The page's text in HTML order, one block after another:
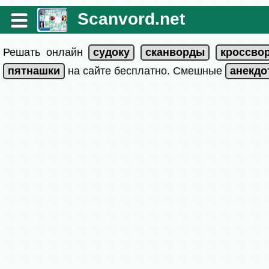
Scanvord.net
Решать онлайн
на сайте бесплатно. Смешные